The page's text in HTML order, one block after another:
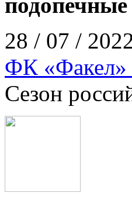
28 / 07 /
ФК
Сезон